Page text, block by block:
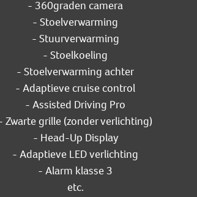
- 360graden camera
- Stoelverwarming
- Stuurverwarming
- Stoelkoeling
- Stoelverwarming achter
- Adaptieve cruise control
- Assisted Driving Pro
Zwarte grille (zonder verlichting)
- Head-Up Display
- Adaptieve LED verlichting
- Alarm klasse 3
etc.